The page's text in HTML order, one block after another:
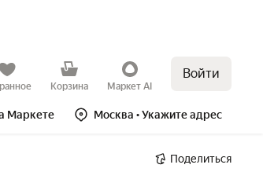
Корзина Маркет AI
Войти
Маркете Москва • Укажите адрес
Поделиться